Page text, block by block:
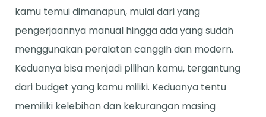
kamu temui dimanapun, mulai dari yang
pengerjaannya manual hingga ada yang sudah
menggunakan peralatan canggih dan modern.
Keduanya bisa menjadi pilihan kamu, tergantung
dari budget yang kamu miliki. Keduanya tentu
memiliki kelebihan dan kekurangan masing